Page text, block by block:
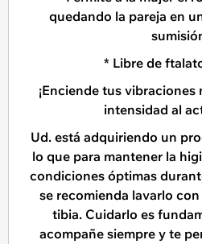
quedando la pareja en
* Libre de
¡Enciende tus vibraciones
intensidad al
Ud. está adquiriendo un
lo que para mantener la
condiciones óptimas
se recomienda lavarlo
tibia. Cuidarlo es
acompañe siempre y te